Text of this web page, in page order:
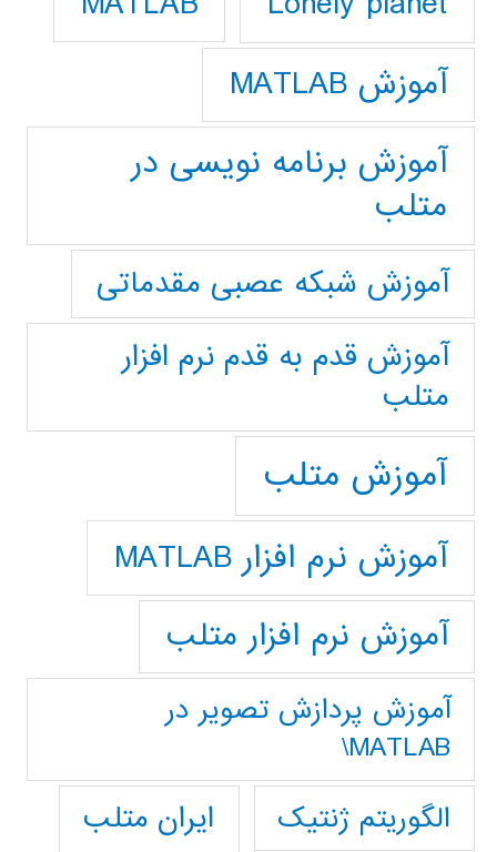
آموزش MATLAB
آموزش برنامه نویسی در
متلب
آموزش شبکه عصبی مقدماتی
آموزش قدم به قدم نرم افزار
متلب
آموزش متلب
آموزش نرم افزار MATLAB
آموزش نرم افزار متلب
آموزش پردازش تصوير در
MATLAB\
الگوریتم ژنتیک
ایران متلب